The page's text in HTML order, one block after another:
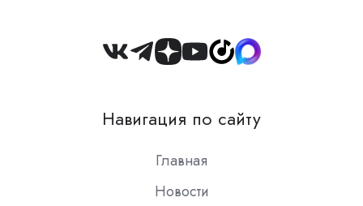
Join
Slack
Навигация по сайту
Главная
Новости